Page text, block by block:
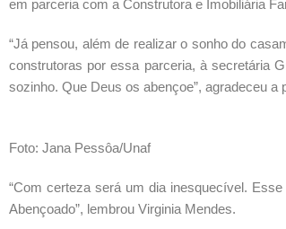
em parceria com a Construtora e Imobiliária
“Já pensou, além de realizar o sonho do
construtoras por essa parceria, à secretária
sozinho. Que Deus os abençoe”, agradeceu a
Foto: Jana Pessôa/Unaf
“Com certeza será um dia inesquecível.
Abençoado”, lembrou Virginia Mendes.